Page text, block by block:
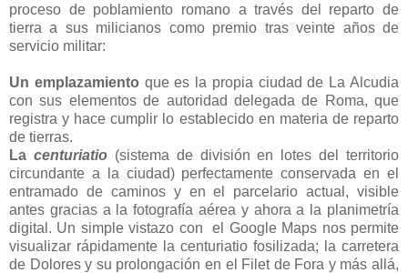
proceso de poblamiento romano a través del reparto de
tierra a sus milicianos como premio tras veinte años de
servicio militar:
Un emplazamiento que es la propia ciudad de La Alcudia
con sus elementos de autoridad delegada de Roma, que
registra y hace cumplir lo establecido en materia de reparto
de tierras.
La centuriatio(sistema de división en lotes del territorio
circundante a la ciudad) perfectamente conservada en el
entramado de caminos y en el parcelario actual, visible
antes gracias a la fotografía aérea y ahora a la planimetría
digital. Un simple vistazo con el Google Maps nos permite
visualizar rápidamente la centuriatio fosilizada; la carretera
de Dolores y su prolongación en el Filet de Fora y más allá,